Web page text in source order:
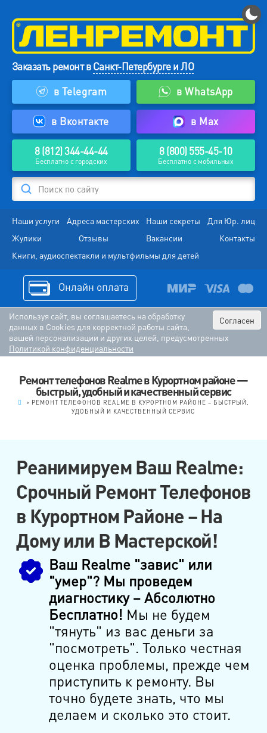
Заказать ремонт вСанкт-Петербурге и ЛО
в Telegram
в WhatsApp
в Вконтакте в Max
8 (812) 344-44-44
Бесплатно с городских
8 (800) 555-45-10
Бесплатно с мобильных
Поиск по сайту
Наши услуги Адреса мастерских Наши секреты
Для Юр. лиц
Жулики
Отзывы Вакансии
Контакты
Книги, аудиоспектакли и мультфильмы для детей
Онлайн оплата
Согласен
Используя сайт, вы соглашаетесь на обработку
данных в Cookies для корректной работы сайта,
вашей персонализации и других целей, предусмотренных
Политикой конфиденциальности
Ремонт телефонов Realme в Курортном районе —
быстрый, удобный и качественный сервис
> РЕМОНТ ТЕЛЕФОНОВ REALME В КУРОРТНОМ РАЙОНЕ – БЫСТРЫЙ,
УДОБНЫЙ И КАЧЕСТВЕННЫЙ СЕРВИС
Реанимируем Ваш Realme:
Срочный Ремонт Телефонов
в Курортном Районе – На
Дому или В Мастерской!
Ваш Realme "завис" или
"умер"? Мы проведем
диагностику – Абсолютно
Бесплатно! Мы не будем
"тянуть" из вас деньги за
"посмотреть". Только честная
оценка проблемы, прежде чем
приступить к ремонту. Вы
точно будете знать, что мы
делаем и сколько это стоит.